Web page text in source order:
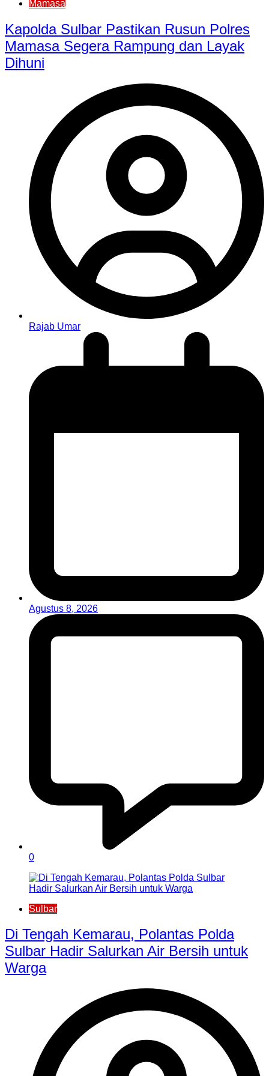
Mamasa
Kapolda Sulbar Pastikan Rusun Polres
Mamasa Segera Rampung dan Layak
Dihuni
Rajab Umar
Agustus 8, 2026
0
Sulbar
Di Tengah Kemarau, Polantas Polda
Sulbar Hadir Salurkan Air Bersih untuk
Warga